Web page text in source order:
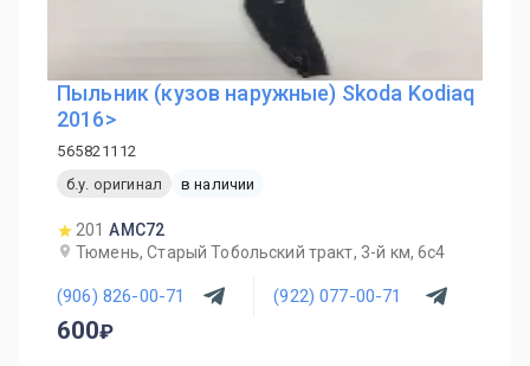
Пыльник (кузов наружные) Skoda Kodiaq
2016>
565821112
б.у. оригинал
в наличии
201 AMC72
Тюмень, Старый Тобольский тракт, 3-й км, 6с4
(906) 826-00-71 (922) 077-00-71
600